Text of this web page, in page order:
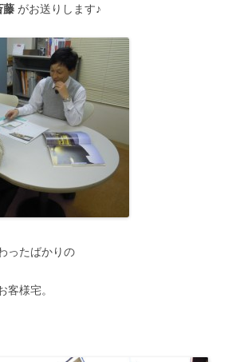
藤 がお送りします♪
ったばかりの
様宅。